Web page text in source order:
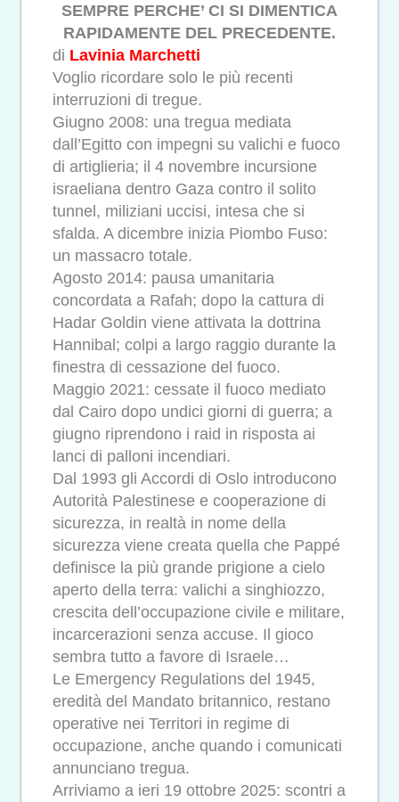
SEMPRE PERCHE’ CI SI DIMENTICA
RAPIDAMENTE DEL PRECEDENTE.
di Lavinia Marchetti
Voglio ricordare solo le più recenti
interruzioni di tregue.
Giugno 2008: una tregua mediata
dall’Egitto con impegni su valichi e fuoco
di artiglieria; il 4 novembre incursione
israeliana dentro Gaza contro il solito
tunnel, miliziani uccisi, intesa che si
sfalda. A dicembre inizia Piombo Fuso:
un massacro totale.
Agosto 2014: pausa umanitaria
concordata a Rafah; dopo la cattura di
Hadar Goldin viene attivata la dottrina
Hannibal; colpi a largo raggio durante la
finestra di cessazione del fuoco.
Maggio 2021: cessate il fuoco mediato
dal Cairo dopo undici giorni di guerra; a
giugno riprendono i raid in risposta ai
lanci di palloni incendiari.
Dal 1993 gli Accordi di Oslo introducono
Autorità Palestinese e cooperazione di
sicurezza, in realtà in nome della
sicurezza viene creata quella che Pappé
definisce la più grande prigione a cielo
aperto della terra: valichi a singhiozzo,
crescita dell’occupazione civile e militare,
incarcerazioni senza accuse. Il gioco
sembra tutto a favore di Israele…
Le Emergency Regulations del 1945,
eredità del Mandato britannico, restano
operative nei Territori in regime di
occupazione, anche quando i comunicati
annunciano tregua.
Arriviamo a ieri 19 ottobre 2025: scontri a